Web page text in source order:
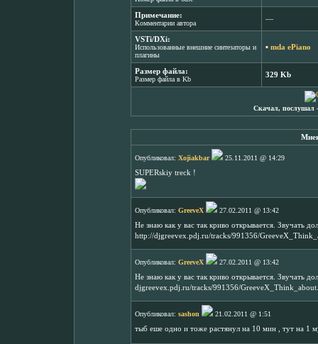
Примечание:
Комментарии автора
―
VSTi/DXi:
Использованные внешние синтезаторы и
плагины
▪ mda ePiano
Размер файла:
Размер файла в Kb
329 Kb
Скачал, послушал
Опубликовал: Xojiakbar
25.11.2011 @ 14:29
SUPERskiy treck !
Опубликовал: GreeveX
27.02.2011 @ 13:42
Не знаю как у вас так криво открывается. Звучать
http://djgreevex.pdj.ru/tracks/991356/
Опубликовал: GreeveX
27.02.2011 @ 13:42
Не знаю как у вас так криво открывается. Звучать
djgreevex.pdj.ru/tracks/991356/
Опубликовал: sashon
21.02.2011 @ 1:51
тыб еше одно и тоже растянул на 10 мин , тут на 1